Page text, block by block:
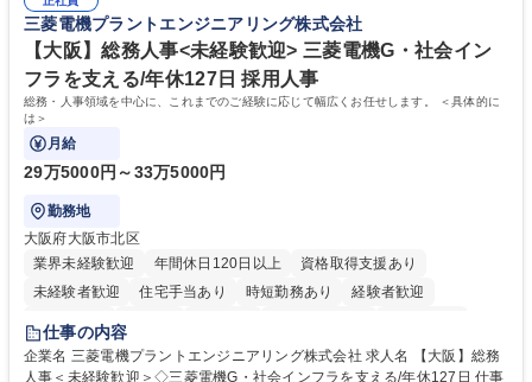
す。 募集職種 東京都中央区【営業事務・貿易事務】食品商社/残業少なめ/
リモート等相談可
の強み】1991年の設立以来、外食産業を中心としたお客様の多様なニー
ズに沿った冷凍水産物等の生産・輸入・販売を一貫して手掛けています。
自社工場と海外拠点の強固な連携によるワンストップサービスが最大の強
みです。 学歴・資格 学歴：大学院 大学 語学力：英語 資格：
三菱電機プラントエンジニアリング株式会社
【大阪】総務人事<未経験歓迎> 三菱電機G・社会イン
フラを支える/年休127日 採用人事
総務・人事領域を中心に、これまでのご経験に応じて幅広くお任せします。 ＜具体的に
は＞
月給
29万5000円～33万5000円
勤務地
大阪府大阪市北区
業界未経験歓迎
年間休日120日以上
資格取得支援あり
未経験者歓迎
住宅手当あり 時短勤務あり
経験者歓迎
退職金あり
駅近5分以内
土日祝休み 服装自由 寮・社宅あり 食事補助あり
仕事の内容
企業名 三菱電機プラントエンジニアリング株式会社 求人名 【大阪】総務
人事＜未経験歓迎＞◇三菱電機G・社会インフラを支える/年休127日 仕事